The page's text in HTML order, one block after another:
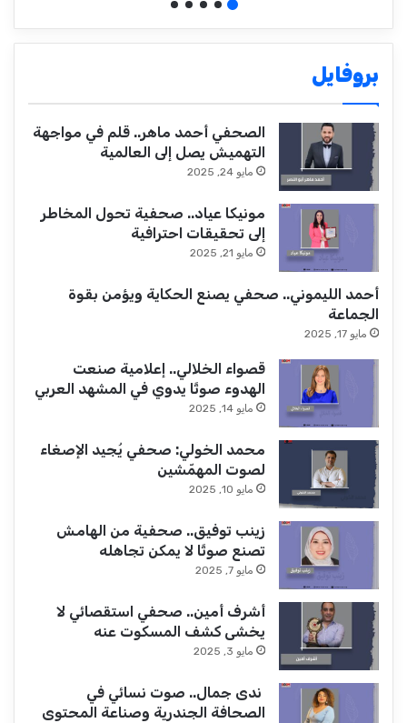
بروفايل
الصحفي أحمد ماهر.. قلم في مواجهة
التهميش يصل إلى العالمية
مايو 24, 2025
مونيكا عياد.. صحفية تحول المخاطر
إلى تحقيقات احترافية
مايو 21, 2025
أحمد الليموني.. صحفي يصنع الحكاية ويؤمن بقوة
الجماعة
مايو 17, 2025
قصواء الخلالي.. إعلامية صنعت
الهدوء صوتًا يدوي في المشهد العربي
مايو 14, 2025
محمد الخولي: صحفي يُجيد الإصغاء
لصوت المهمّشين
مايو 10, 2025
زينب توفيق.. صحفية من الهامش
تصنع صوتًا لا يمكن تجاهله
مايو 7, 2025
أشرف أمين.. صحفي استقصائي لا
يخشى كشف المسكوت عنه
مايو 3, 2025
ندى جمال.. صوت نسائي في
الصحافة الجندرية وصناعة المحتوى